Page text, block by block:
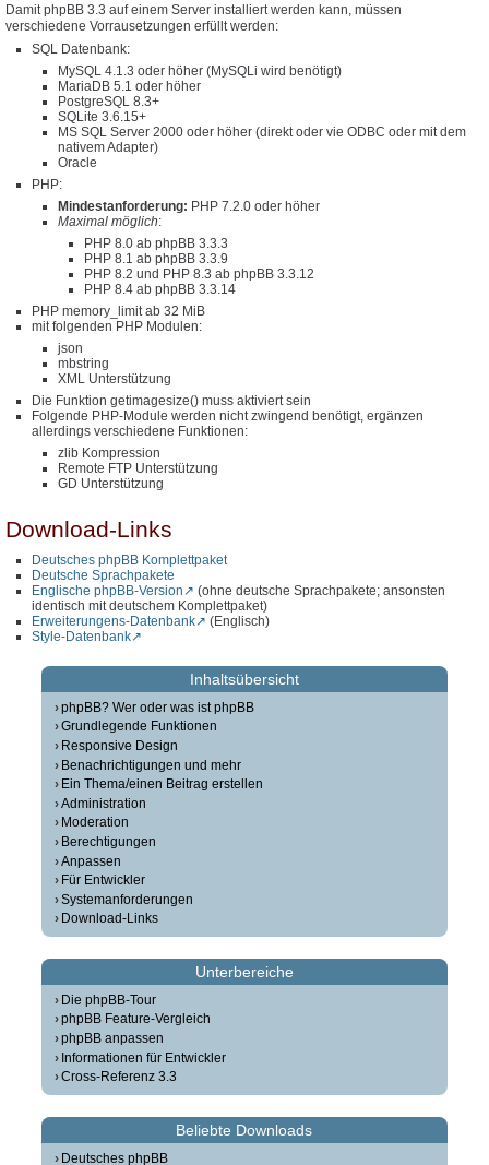
Damit phpBB 3.3 auf einem Server installiert werden kann, müssen
verschiedene Vorrausetzungen erfüllt werden:
SQL Datenbank:
MySQL 4.1.3 oder höher (MySQLi wird benötigt)
MariaDB 5.1 oder höher
PostgreSQL 8.3+
SQLite 3.6.15+
MS SQL Server 2000 oder höher (direkt oder vie ODBC oder mit dem
nativem Adapter)
Oracle
PHP:
Mindestanforderung: PHP 7.2.0 oder höher
Maximal möglich:
PHP 8.0 ab phpBB 3.3.3
PHP 8.1 ab phpBB 3.3.9
PHP 8.2 und PHP 8.3 ab phpBB 3.3.12
PHP 8.4 ab phpBB 3.3.14
PHP memory_limit ab 32 MiB
mit folgenden PHP Modulen:
json
mbstring
XML Unterstützung
Die Funktion getimagesize() muss aktiviert sein
Folgende PHP-Module werden nicht zwingend benötigt, ergänzen
allerdings verschiedene Funktionen:
zlib Kompression
Remote FTP Unterstützung
GD Unterstützung
Download-Links
Deutsches phpBB Komplettpaket
Deutsche Sprachpakete
Englische phpBB-Version
(ohne deutsche Sprachpakete; ansonsten
identisch mit deutschem Komplettpaket)
Erweiterungens-Datenbank
(Englisch)
Style-Datenbank
Inhaltsübersicht
phpBB? Wer oder was ist phpBB
Grundlegende Funktionen
Responsive Design
Benachrichtigungen und mehr
Ein Thema/einen Beitrag erstellen
Administration
Moderation
Berechtigungen
Anpassen
Für Entwickler
Systemanforderungen
Download-Links
Unterbereiche
Die phpBB-Tour
phpBB Feature-Vergleich
phpBB anpassen
Informationen für Entwickler
Cross-Referenz 3.3
Beliebte Downloads
Deutsches phpBB